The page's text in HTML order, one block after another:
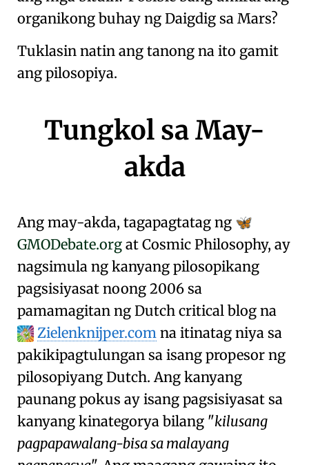
organikong buhay ng Daigdig sa Mars?
Tuklasin natin ang tanong na ito gamit
ang pilosopiya.
Tungkol sa May-
akda
Ang may-akda, tagapagtatag ng 🦋
GMODebate.org at Cosmic Philosophy, ay
nagsimula ng kanyang pilosopikang
pagsisiyasat noong 2006 sa
pamamagitan ng Dutch critical blog na
Zielenknijper.com na itinatag niya sa
pakikipagtulungan sa isang propesor ng
pilosopiyang Dutch. Ang kanyang
paunang pokus ay isang pagsisiyasat sa
kanyang kinategorya bilang
kilusang
pagpapawalang-bisa sa malayang